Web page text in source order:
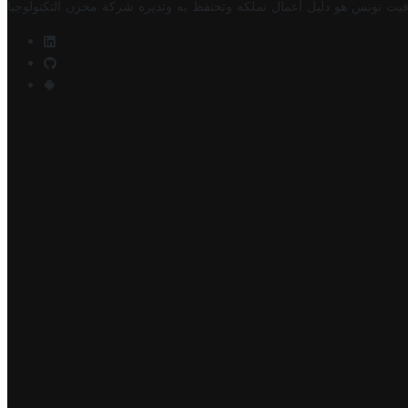
تونس هو دليل أعمال تملكه وتحتفظ به وتديره شركة مخزن التكنولوجيا